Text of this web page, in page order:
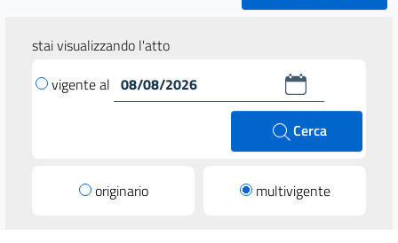
stai visualizzando l'atto
vigente al
Cerca
originario multivigente